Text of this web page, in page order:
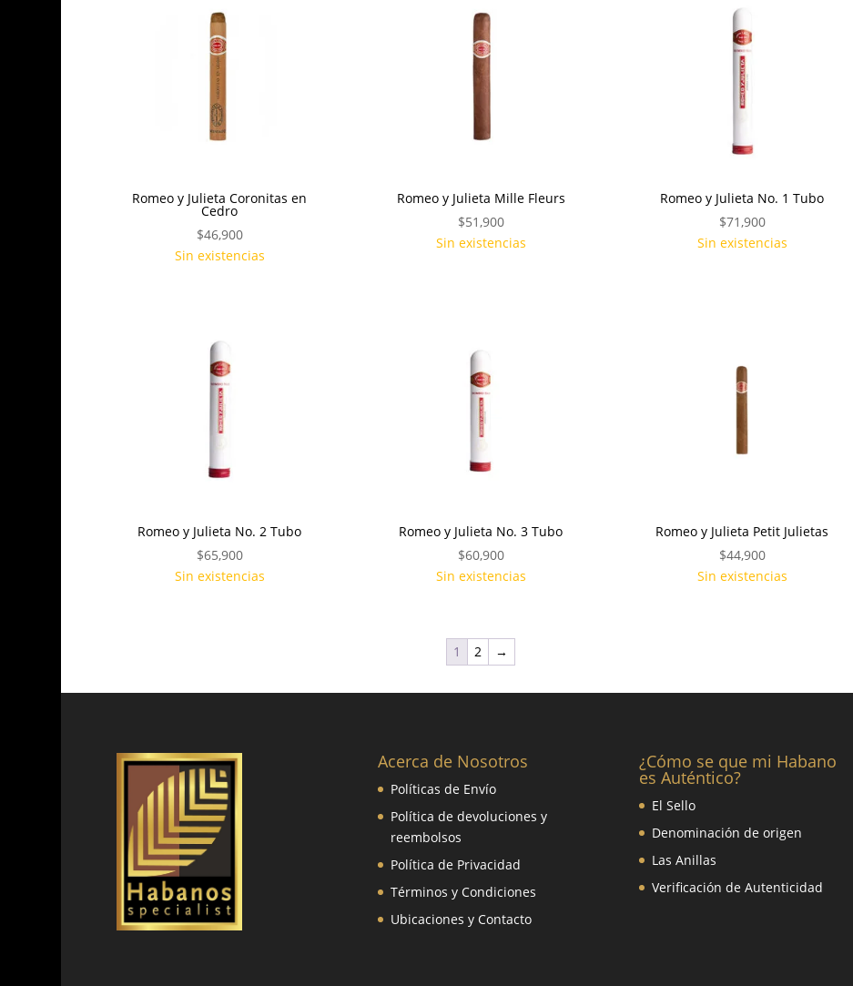
Romeo y Julieta Coronitas en
Cedro
$46,900
Sin existencias
Romeo y Julieta Mille Fleurs
$51,900
Sin existencias
Romeo y Julieta No. 1 Tubo
$71,900
Sin existencias
Romeo y Julieta No. 2 Tubo
$65,900
Sin existencias
Romeo y Julieta No. 3 Tubo
$60,900
Sin existencias
Romeo y Julieta Petit Julietas
$44,900
Sin existencias
1 2 →
Acerca de Nosotros
Políticas de Envío
Política de devoluciones y
reembolsos
Política de Privacidad
Términos y Condiciones
Ubicaciones y Contacto
¿Cómo se que mi Habano
es Auténtico?
El Sello
Denominación de origen
Las Anillas
Verificación de Autenticidad